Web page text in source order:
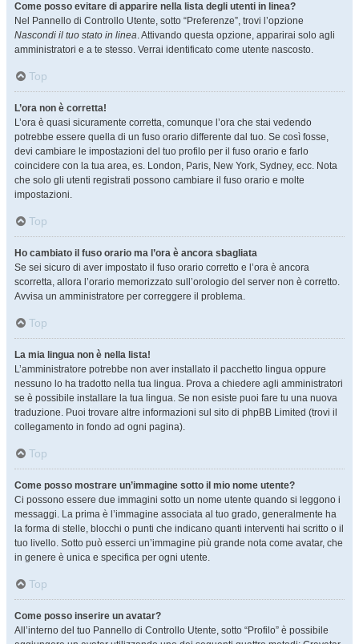
Come posso evitare di apparire nella lista degli utenti in linea?
Nel Pannello di Controllo Utente, sotto “Preferenze”, trovi l’opzione
Nascondi il tuo stato in linea. Attivando questa opzione, apparirai solo agli
amministratori e a te stesso. Verrai identificato come utente nascosto.
Top
L’ora non è corretta!
L’ora è quasi sicuramente corretta, comunque l’ora che stai vedendo
potrebbe essere quella di un fuso orario differente dal tuo. Se così fosse,
devi cambiare le impostazioni del tuo profilo per il fuso orario e farlo
coincidere con la tua area, es. London, Paris, New York, Sydney, ecc. Nota
che solo gli utenti registrati possono cambiare il fuso orario e molte
impostazioni.
Top
Ho cambiato il fuso orario ma l’ora è ancora sbagliata
Se sei sicuro di aver impostato il fuso orario corretto e l’ora è ancora
scorretta, allora l’orario memorizzato sull’orologio del server non è corretto.
Avvisa un amministratore per correggere il problema.
Top
La mia lingua non è nella lista!
L’amministratore potrebbe non aver installato il pacchetto lingua oppure
nessuno lo ha tradotto nella tua lingua. Prova a chiedere agli amministratori
se è possibile installare la tua lingua. Se non esiste puoi fare tu una nuova
traduzione. Puoi trovare altre informazioni sul sito di phpBB Limited (trovi il
collegamento in fondo ad ogni pagina).
Top
Come posso mostrare un’immagine sotto il mio nome utente?
Ci possono essere due immagini sotto un nome utente quando si leggono i
messaggi. La prima è l’immagine associata al tuo grado, generalmente ha
la forma di stelle, blocchi o punti che indicano quanti interventi hai scritto o il
tuo livello. Sotto può esserci un’immagine più grande nota come avatar, che
in genere è unica e specifica per ogni utente.
Top
Come posso inserire un avatar?
All’interno del tuo Pannello di Controllo Utente, sotto “Profilo” è possibile